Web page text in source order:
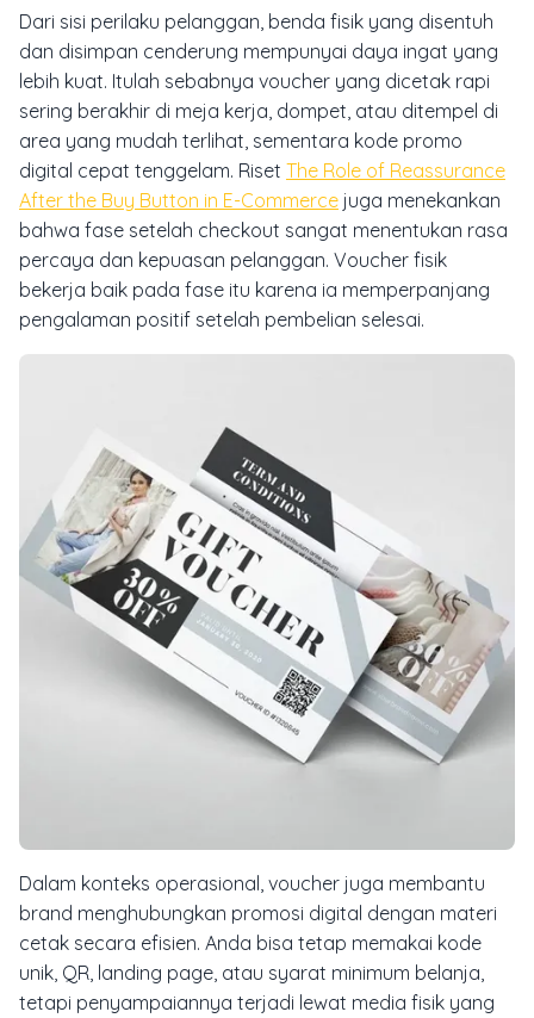
Dari sisi perilaku pelanggan, benda fisik yang disentuh
dan disimpan cenderung mempunyai daya ingat yang
lebih kuat. Itulah sebabnya voucher yang dicetak rapi
sering berakhir di meja kerja, dompet, atau ditempel di
area yang mudah terlihat, sementara kode promo
digital cepat tenggelam. Riset The Role of Reassurance
After the Buy Button in E-Commerce juga menekankan
bahwa fase setelah checkout sangat menentukan rasa
percaya dan kepuasan pelanggan. Voucher fisik
bekerja baik pada fase itu karena ia memperpanjang
pengalaman positif setelah pembelian selesai.
Dalam konteks operasional, voucher juga membantu
brand menghubungkan promosi digital dengan materi
cetak secara efisien. Anda bisa tetap memakai kode
unik, QR, landing page, atau syarat minimum belanja,
tetapi penyampaiannya terjadi lewat media fisik yang